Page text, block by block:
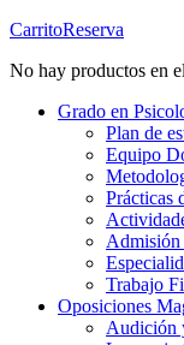
CarritoReserva
No hay productos en
Grado en
Plan de
Equipo
Prácticas
Admisión
Trabajo
Oposiciones
Audición